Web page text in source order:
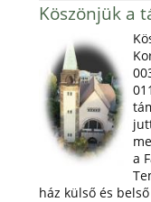
Köszönjük a
a
ház külső és